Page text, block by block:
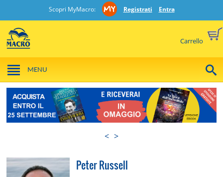
Scopri MyMacro: Registrati Entra
Carrello
MENU
< >
Peter Russell